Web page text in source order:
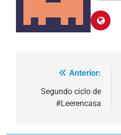
Navegación
Anterior:
Segundo ciclo de
#Leerencasa